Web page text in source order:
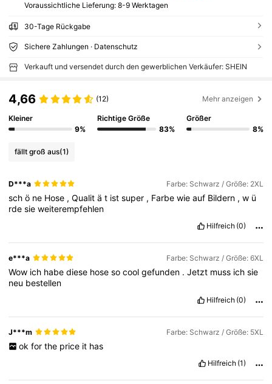
Voraussichtliche Lieferung: 8-9 Werktagen
30-Tage Rückgabe
Sichere Zahlungen · Datenschutz
Verkauft und versendet durch den gewerblichen Verkäufer: SHEIN
4,66 (12) Mehr anzeigen
Kleiner
9%
Richtige Größe
83%
Größer
8%
fällt groß aus(1)
D***a Farbe: Schwarz / Größe: 2XL
schö ne Hose ,Qualität istsuper , Farbewieauf Bildern ,w ü
rdesieweiterempfehlen
Hilfreich (0)
e***a Farbe: Schwarz / Größe: 6XL
Wow ich habediese hosesocoolgefunden .Jetzt muss ichsie
neu bestellen
Hilfreich (0)
J***m Farbe: Schwarz / Größe: 5XL
ok for the price it has
Hilfreich (1)